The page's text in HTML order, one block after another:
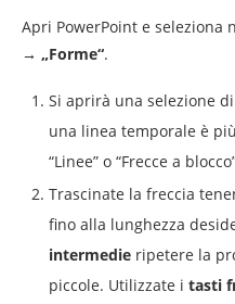
Apri PowerPoint e seleziona
→ „Forme“.
Si aprirà una selezione
una linea temporale è
“Linee” o “Frecce a
Trascinate la freccia
fino alla lunghezza
intermedie ripetere la
piccole. Utilizzate i tasti